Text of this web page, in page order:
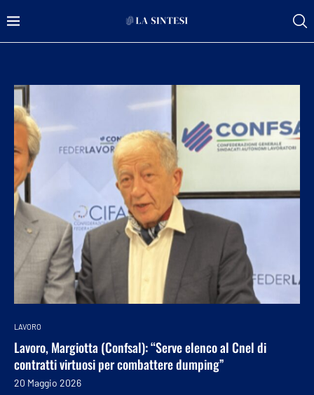
LAVORO
Lavoro, Margiotta (Confsal): “Serve elenco al Cnel di
contratti virtuosi per combattere dumping”
20 Maggio 2026